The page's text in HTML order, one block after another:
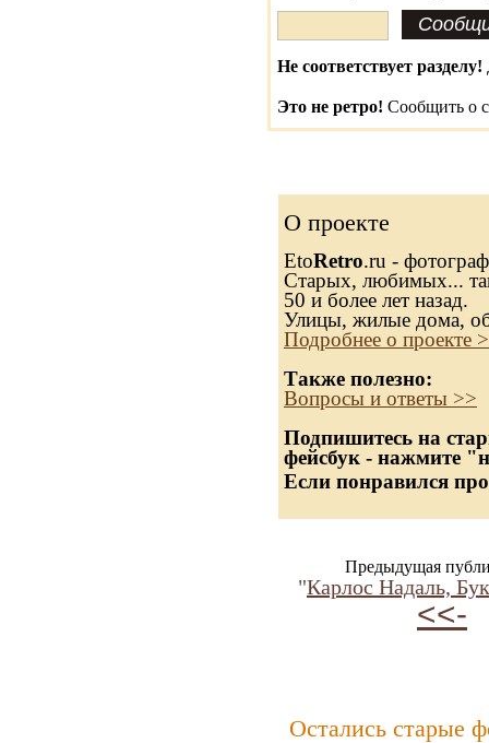
Не соответствует разделу!
Это не ретро! Сообщить о
О проекте
EtoRetro.ru -
Старых, любимых...
50 и более лет назад.
Улицы, жилые дома,
Подробнее о проекте
Также полезно:
Вопросы и ответы >>
Подпишитесь на
фейсбук - нажмите
Если понравился
Предыдущая
"Карлос Надаль,
<<-
Остались старые